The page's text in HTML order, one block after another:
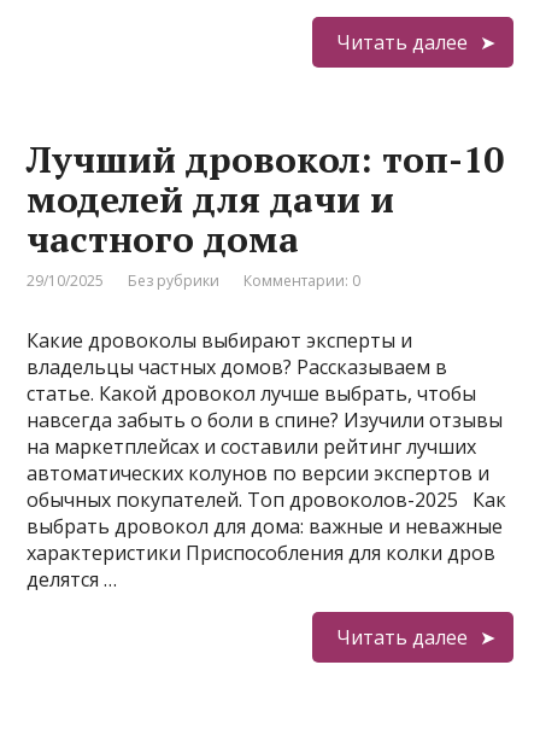
Читать далее
Лучший дровокол: топ-10
моделей для дачи и
частного дома
29/10/2025 Без рубрики Комментарии: 0
Какие дровоколы выбирают эксперты и
владельцы частных домов? Рассказываем в
статье. Какой дровокол лучше выбрать, чтобы
навсегда забыть о боли в спине? Изучили отзывы
на маркетплейсах и составили рейтинг лучших
автоматических колунов по версии экспертов и
обычных покупателей. Топ дровоколов-2025 Как
выбрать дровокол для дома: важные и неважные
характеристики Приспособления для колки дров
делятся …
Читать далее